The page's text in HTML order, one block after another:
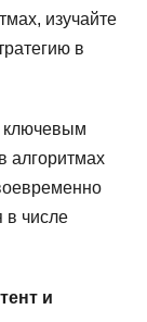
изучайте
в
ключевым
алгоритмах
в числе
и